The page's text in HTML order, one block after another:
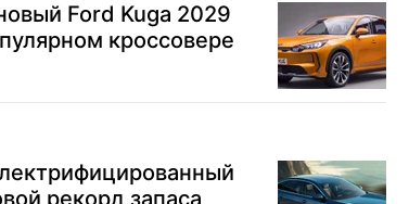
Ford Kuga 2029
кроссовере
рекорд запаса